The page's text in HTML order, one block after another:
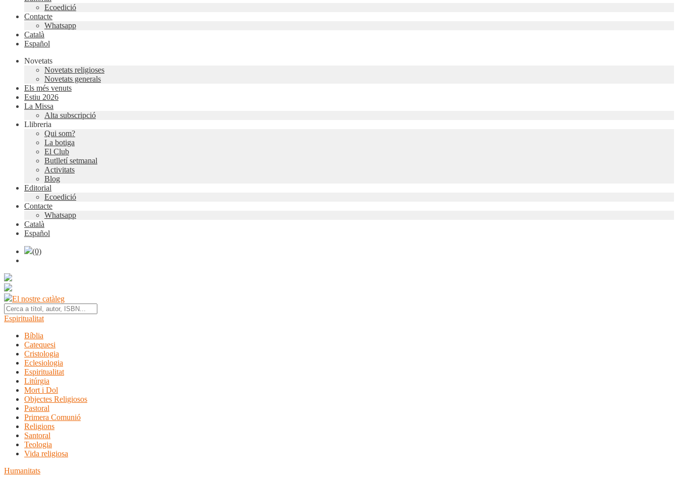
Ecoedició
Contacte
Whatsapp
Català
Español
Novetats
Novetats religioses
Novetats generals
Els més venuts
Estiu 2026
La Missa
Alta subscripció
Llibreria
Qui som?
La botiga
El Club
Butlletí setmanal
Activitats
Blog
Editorial
Ecoedició
Contacte
Whatsapp
Català
Español
(0)
El nostre catàleg
Espiritualitat
Bíblia
Catequesi
Cristologia
Eclesiologia
Espiritualitat
Litúrgia
Mort i Dol
Objectes Religiosos
Pastoral
Primera Comunió
Religions
Santoral
Teologia
Vida religiosa
Humanitats